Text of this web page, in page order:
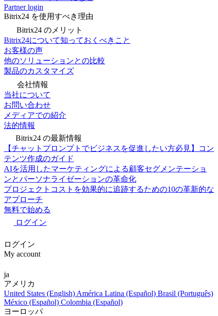
Partner login
Bitrix24 を使用すべき理由
Bitrix24 のメリット
Bitrix24について知っておくべきこと
お客様の声
他のソリューションとの比較
製品のカスタマイズ
会社情報
当社について
お問い合わせ
メディアでの紹介
法的情報
Bitrix24 の最新情報
【チャットプロンプトでビジネスを促進したい方必見】コン
テンツ作成のガイド
AIを活用したマーケティングによる顧客セグメンテーショ
ンとパーソナライゼーションの革命化
プロジェクトコストを効果的に追跡するための10の革新的な
アプローチ
無料で始める
ログイン
ログイン
My account
ja
アメリカ
United States (English) América Latina (Español) Brasil (Português)
México (Español) Colombia (Español)
ヨーロッパ